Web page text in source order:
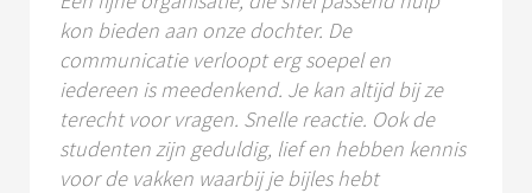
kon bieden aan onze dochter. De
communicatie verloopt erg soepel en
iedereen is meedenkend. Je kan altijd bij ze
terecht voor vragen. Snelle reactie. Ook de
studenten zijn geduldig, lief en hebben kennis
voor de vakken waarbij je bijles hebt